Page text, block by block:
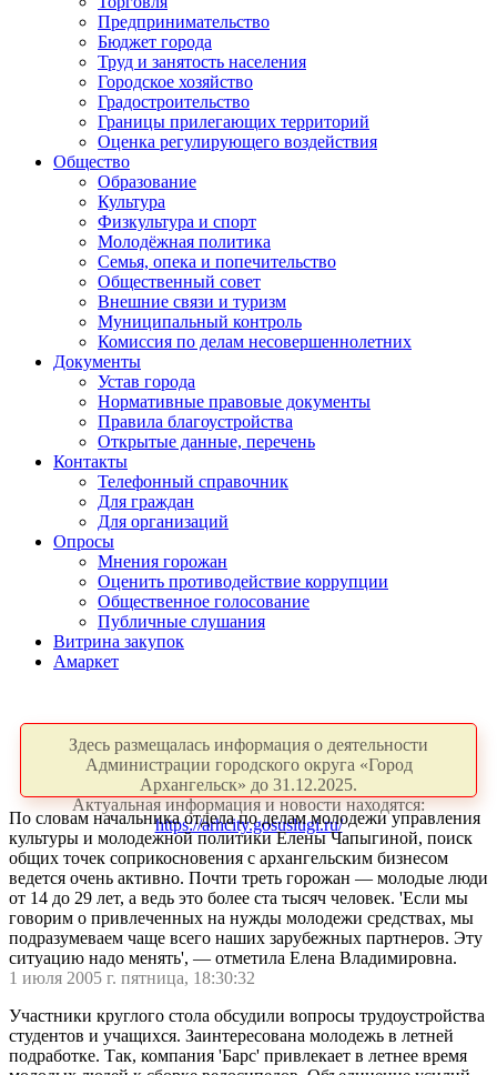
Предпринимательство
Бюджет города
Труд и занятость населения
Городское хозяйство
Градостроительство
Границы прилегающих территорий
Оценка регулирующего воздействия
Общество
Образование
Культура
Физкультура и спорт
Молодёжная политика
Семья, опека и попечительство
Общественный совет
Внешние связи и туризм
Муниципальный контроль
Комиссия по делам несовершеннолетних
Документы
Устав города
Нормативные правовые документы
Правила благоустройства
Открытые данные, перечень
Контакты
Телефонный справочник
Для граждан
Для организаций
Опросы
Мнения горожан
Оценить противодействие коррупции
Общественное голосование
Публичные слушания
Витрина закупок
Амаркет
Здесь размещалась информация о деятельности
Администрации городского округа «Город
Архангельск» до 31.12.2025.
Актуальная информация и новости находятся:
https://arhcity.gosuslugi.ru/
По словам начальника отдела по делам молодежи управления
культуры и молодежной политики Елены Чапыгиной, поиск
общих точек соприкосновения с архангельским бизнесом
ведется очень активно. Почти треть горожан — молодые люди
от 14 до 29 лет, а ведь это более ста тысяч человек. 'Если мы
говорим о привлеченных на нужды молодежи средствах, мы
подразумеваем чаще всего наших зарубежных партнеров. Эту
ситуацию надо менять', — отметила Елена Владимировна.
1 июля 2005 г. пятница, 18:30:32
Участники круглого стола обсудили вопросы трудоустройства
студентов и учащихся. Заинтересована молодежь в летней
подработке. Так, компания 'Барс' привлекает в летнее время